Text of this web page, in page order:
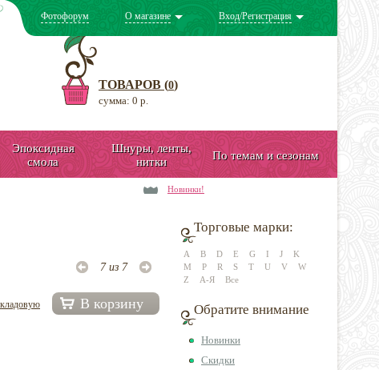
Фотофорум О магазине Вход/Регистрация
ТОВАРОВ (0)
сумма: 0 р.
Эпоксидная
смола
Шнуры, ленты,
нитки
По темам и сезонам
Новинки!
7 из 7
В корзину
Торговые марки:
A B D E G I J
K
M
P R S T U V
W
Z
А-Я Все
Обратите внимание
Новинки
Скидки